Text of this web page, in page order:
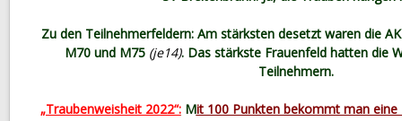
Zu den Teilnehmerfeldern: Am stärksten desetzt waren die
M70 und M75 (je14). Das stärkste Frauenfeld hatten die
Teilnehmern.
„Traubenweisheit 2022“:Mit 100 Punkten bekommt man eine